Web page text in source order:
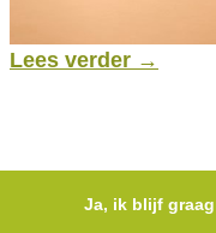
Lees verder →
Ja, ik blijf